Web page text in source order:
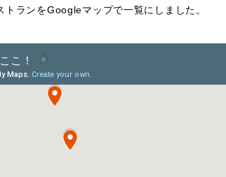
ランをGoogleマップで一覧にしました。